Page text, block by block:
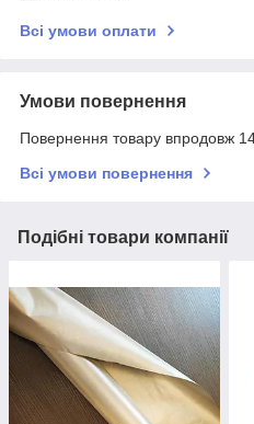
Всі умови оплати
Умови повернення
Повернення товару впродовж
Всі умови повернення
Подібні товари компанії